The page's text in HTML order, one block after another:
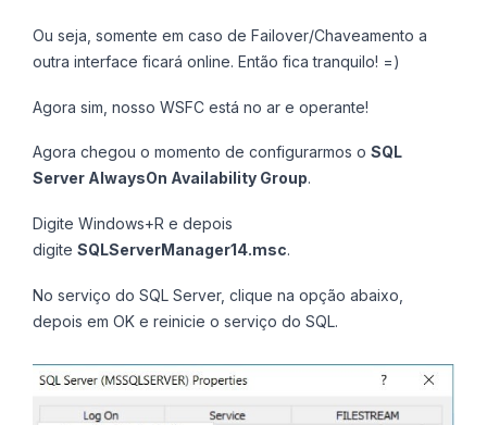
Ou seja, somente em caso de Failover/Chaveamento a
outra interface ficará online. Então fica tranquilo! =)
Agora sim, nosso WSFC está no ar e operante!
Agora chegou o momento de configurarmos o SQL
Server AlwaysOn Availability Group.
Digite Windows+R e depois
digite SQLServerManager14.msc.
No serviço do SQL Server, clique na opção abaixo,
depois em OK e reinicie o serviço do SQL.